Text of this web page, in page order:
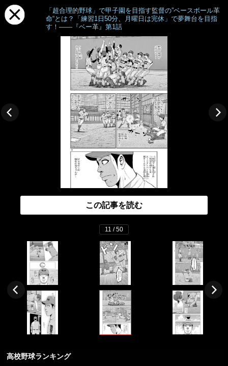
「超合理的野球」で甲子園を目指す監督の”ベースボール革
命“とは？「練習1日50分、月曜日は完休」で夢舞台を目指
す！――『ベー革』第1話
この記事を読む
11 / 50
高校野球ランキング